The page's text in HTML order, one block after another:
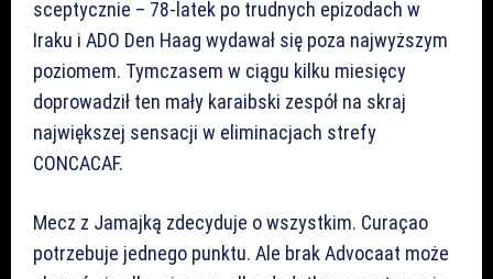
sceptycznie – 78-latek po trudnych epizodach w
Iraku i ADO Den Haag wydawał się poza najwyższym
poziomem. Tymczasem w ciągu kilku miesięcy
doprowadził ten mały karaibski zespół na skraj
największej sensacji w eliminacjach strefy
CONCACAF.
Mecz z Jamajką zdecyduje o wszystkim. Curaçao
potrzebuje jednego punktu. Ale brak Advocaat może